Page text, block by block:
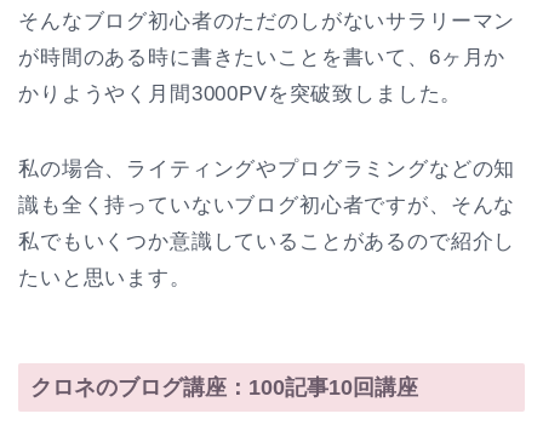
そんなブログ初心者のただのしがないサラリーマン
が時間のある時に書きたいことを書いて、6ヶ月か
かりようやく月間3000PVを突破致しました。
私の場合、ライティングやプログラミングなどの知
識も全く持っていないブログ初心者ですが、そんな
私でもいくつか意識していることがあるので紹介し
たいと思います。
クロネのブログ講座：100記事10回講座